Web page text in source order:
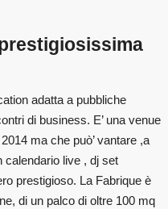
adatta a pubbliche
di business. E’ una venue
ma che può’ vantare ,a
calendario live , dj set
prestigioso. La Fabrique è
di un palco di oltre 100 mq